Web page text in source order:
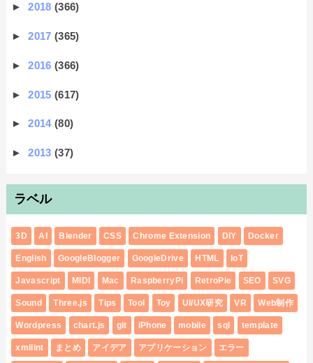
►2018(366)
►2017(365)
►2016(366)
►2015(617)
►2014(80)
►2013(37)
ラベル
3D AI Blender CSS Chrome Extension DIY Docker
English GoogleBlogger GoogleDrive HTML IoT
Javascript MIDI Mac RaspberryPi RetroPie SEO SVG
Sound Three.js Tips Tool Toy UI/UX研究 VR Web制作
Wordpress chart.js git iPhone mobile sql template
xmllint まとめ アイデア アプリケーション エラー